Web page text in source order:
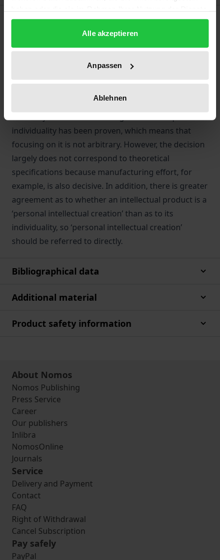
gesammelt haben.
Alle akzeptieren
Anpassen
Ablehnen
Description
To distinguish between products that are not
protected by copyright and those that are, case law
on whether a product is sufficiently individual. An
individuality has been proven, which means that
focusing on it is not arbitrary. However, the decision
largely does not correspond to theoretical
specifications because manufacturing effort, for
example, is also decisive. In addition, there is greater
agreement as to whether an intellectual product is a
‘personal intellectual creation’ than as to its
individuality, so ‘personal intellectual creation’
should be referred to directly.
Bibliographical data
Additional material
Product safety information
About Nomos
Nomos Publishing
Press Service
Career
Our publishers
Inlibra
NomosOnline
Journals
Service
Delivery and Payment
Contact
FAQ
Right of Withdrawal
Cancel Subscription
Pay safely
PayPal